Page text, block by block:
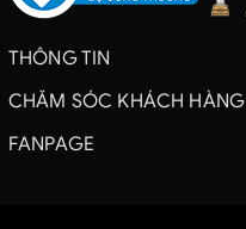
THÔNG TIN
CHĂM SÓC KHÁCH HÀNG
FANPAGE